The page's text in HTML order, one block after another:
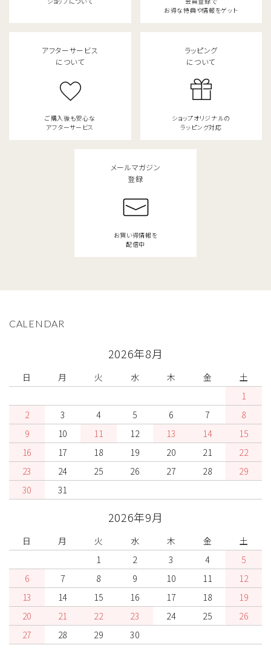
お得な特典や情報をゲット
アフターサービス
について
ご購入後も安心な
アフターサービス
ラッピング
について
ショップオリジナルの
ラッピング対応
メールマガジン
登録
お買い得情報を
配信中
CALENDAR
2026年8月
日 月 火 水 木 金
土
1
2
3 4 5 6 7
8
9
10 11 12 13 14
15
16
17 18 19 20 21
22
23
24 25 26 27 28
29
30
31
2026年9月
日 月 火 水 木 金
土
1
2 3 4
5
6
7 8 9 10 11
12
13
14 15 16 17 18
19
20
21 22 23 24 25
26
27
28 29 30